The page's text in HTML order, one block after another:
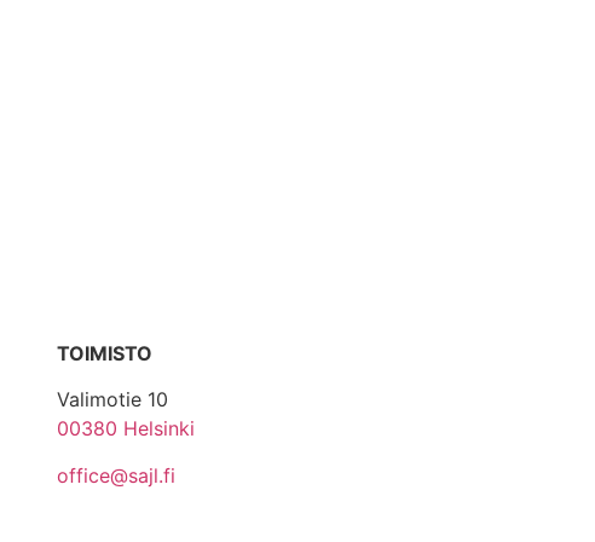
TOIMISTO
Valimotie 10
00380 Helsinki
office@sajl.fi